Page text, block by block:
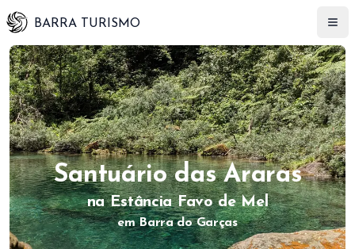
BARRA TURISMO
Ver imagem em tela cheia
Santuário das Araras
na Estância Favo de Mel
em Barra do Garças